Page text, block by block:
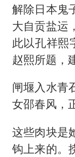
解除日本鬼
大自贡盐运
此以孔祥熙
赵熙所题，
闸堰入水青
女邵春风，
这些肉块是
钩上来的。